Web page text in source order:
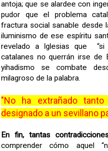
antoja; que se alardee con
pudor que el problema
fractura social sanable desde
iluminismo de ese espíritu
revelado a Iglesias que “si
catalanes no querrán irse de
yihadismo se combate
milagroso de la palabra.
"No ha extrañado
designado a un sevillano
En fin, tantas
comprender cómo aquel